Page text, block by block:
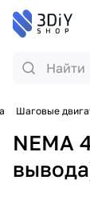
Шаговые
NEMA